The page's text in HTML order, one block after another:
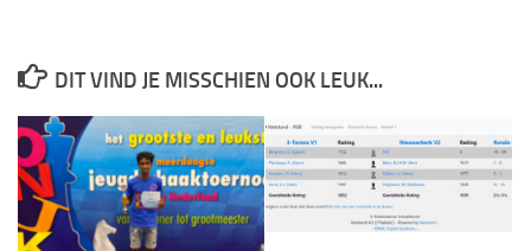
DIT VIND JE MISSCHIEN OOK LEUK...